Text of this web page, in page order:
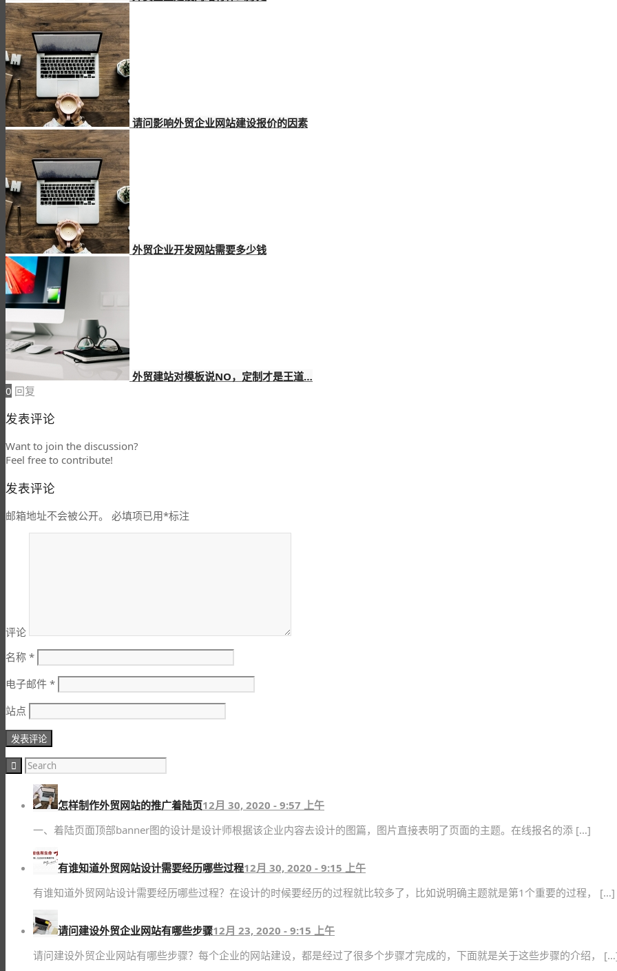
请问影响外贸企业网站建设报价的因素
外贸企业开发网站需要多少钱
外贸建站对模板说NO，定制才是王道…
0 回复
发表评论
Want to join the discussion?
Feel free to contribute!
发表评论
邮箱地址不会被公开。 必填项已用*标注
评论
名称 *
电子邮件 *
站点
怎样制作外贸网站的推广着陆页12月 30, 2020 - 9:57 上午
一、着陆页面顶部banner图的设计是设计师根据该企业内容去设计的图篇，图片直接表明了页面的主题。在线报名的添 […]
有谁知道外贸网站设计需要经历哪些过程12月 30, 2020 - 9:15 上午
有谁知道外贸网站设计需要经历哪些过程？在设计的时候要经历的过程就比较多了，比如说明确主题就是第1个重要的过程， […]
请问建设外贸企业网站有哪些步骤12月 23, 2020 - 9:15 上午
请问建设外贸企业网站有哪些步骤？每个企业的网站建设，都是经过了很多个步骤才完成的，下面就是关于这些步骤的介绍，